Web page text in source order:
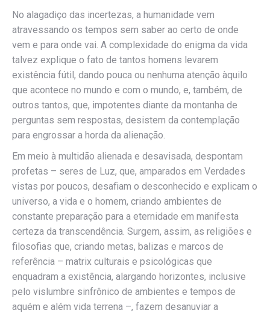
No alagadiço das incertezas, a humanidade vem
atravessando os tempos sem saber ao certo de onde
vem e para onde vai. A complexidade do enigma da vida
talvez explique o fato de tantos homens levarem
existência fútil, dando pouca ou nenhuma atenção àquilo
que acontece no mundo e com o mundo, e, também, de
outros tantos, que, impotentes diante da montanha de
perguntas sem respostas, desistem da contemplação
para engrossar a horda da alienação.
Em meio à multidão alienada e desavisada, despontam
profetas – seres de Luz, que, amparados em Verdades
vistas por poucos, desafiam o desconhecido e explicam o
universo, a vida e o homem, criando ambientes de
constante preparação para a eternidade em manifesta
certeza da transcendência. Surgem, assim, as religiões e
filosofias que, criando metas, balizas e marcos de
referência – matrix culturais e psicológicas que
enquadram a existência, alargando horizontes, inclusive
pelo vislumbre sinfrônico de ambientes e tempos de
aquém e além vida terrena –, fazem desanuviar a